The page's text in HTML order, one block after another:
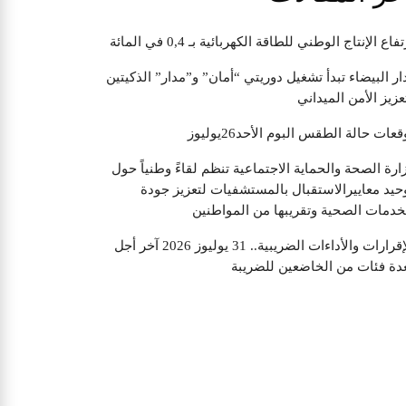
الإنتاج الوطني للطاقة الكهربائية بـ 0,4 في المائة
البيضاء تبدأ تشغيل دوريتي “أمان” و”مدار” الذكيتين
الأمن الميداني
حالة الطقس البوم الأحد26يوليوز
الصحة والحماية الاجتماعية تنظم لقاءً وطنياً حول
معاييرالاستقبال بالمستشفيات لتعزيز جودة
الصحية وتقريبها من المواطنين
الإقرارات والأداءات الضريبية.. 31 يوليوز 2026 آخر أجل
فئات من الخاضعين للضريبة